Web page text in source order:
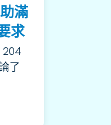
滿
求
204
了